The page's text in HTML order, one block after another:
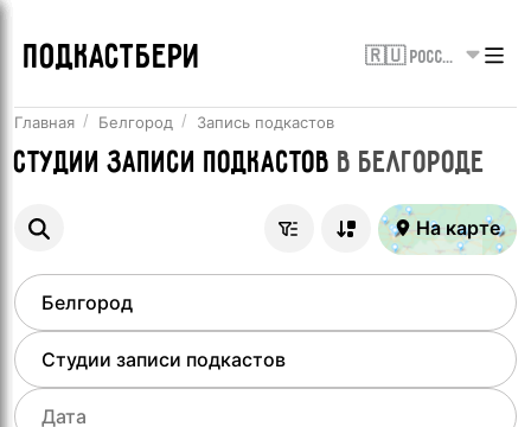
ПОДКАСТБЕРИ 🇷🇺 Россия
Главная Белгород Запись подкастов
Студии записи подкастов в Белгороде
На карте